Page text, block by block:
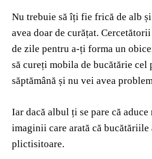
Nu trebuie să îți fie frică de alb și
avea doar de curățat.
de zile pentru a-ți forma un
să cureți mobila de bucătărie cel
săptămână și nu vei avea
Iar dacă albul ți se pare că
imaginii care arată că bucătăriile
plictisitoare.